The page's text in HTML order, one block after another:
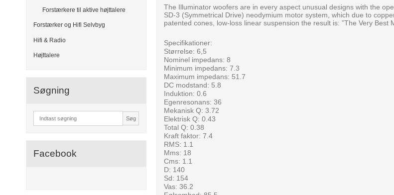
Forstærkere til aktive højttalere
Forstærker og Hifi Selvbyg
Hifi & Radio
Højttalere
Søgning
Søg
Facebook
The Illuminator woofers are in every aspect unusual designs with the
SD-3 (Symmetrical Drive) neodymium motor system, which due to
patented cones, low-loss linear suspension the result is: ”The Very Best
Specifikationer:
Størrelse: 6,5
Nominel impedans: 8
Minimum impedans: 7.3
Maximum impedans: 51.7
DC modstand: 5.8
Induktion: 0.6
Egenresonans: 36
Mekanisk Q: 3.72
Elektrisk Q: 0.43
Total Q: 0.38
Kraft faktor: 7.4
RMS: 1.1
Mms: 18
Cms: 1.1
D: 140
Sd: 154
Vas: 36.2